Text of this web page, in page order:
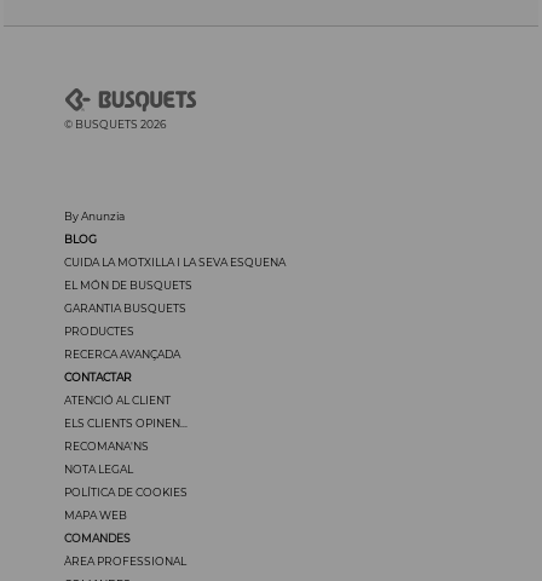
© BUSQUETS 2026
By Anunzia
BLOG
CUIDA LA MOTXILLA I LA SEVA ESQUENA
EL MÓN DE BUSQUETS
GARANTIA BUSQUETS
PRODUCTES
RECERCA AVANÇADA
CONTACTAR
ATENCIÓ AL CLIENT
ELS CLIENTS OPINEN...
RECOMANA'NS
NOTA LEGAL
POLÍTICA DE COOKIES
MAPA WEB
COMANDES
ÀREA PROFESSIONAL